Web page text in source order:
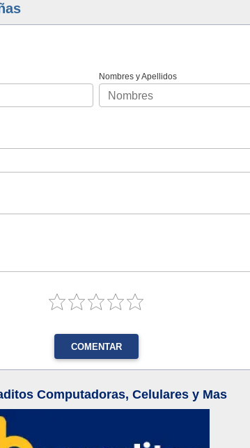
Nombres y Apellidos
COMENTAR
Computadoras, Celulares y Mas